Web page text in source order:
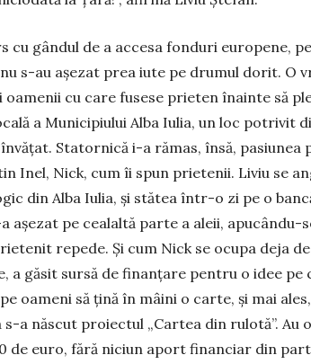
cu gândul de a accesa fonduri euro­pene,
s-au așezat prea iute pe drumul dorit. O
oamenii cu care fusese prieten înainte să
a Municipiului Alba Iu­lia, un loc potrivit
Statornică i-a rămas, însă, pasiunea
Inel, Nick, cum îi spun prietenii. Liviu se
din Alba Iulia, și stătea într-o zi pe o
așezat pe cealaltă parte a aleii, apucându-
repede. Și cum Nick se ocu­pa deja
a găsit sursă de finanțare pentru o idee
oa­meni să țină în mâini o carte, și mai
s-a născut pro­iectul „Car­tea din rulotă”.
de euro, fără niciun aport financiar din